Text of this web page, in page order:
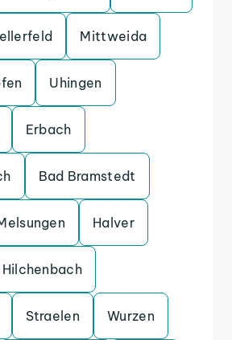
Mittweida
Uhingen
Erbach
Bad Bramstedt
Halver
Hilchenbach
Straelen Wurzen